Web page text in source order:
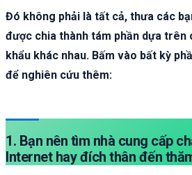
Đó không phải là tất cả, thưa các
được chia thành tám phần dựa trên
khẩu khác nhau. Bấm vào bất kỳ
để nghiên cứu thêm:
1. Bạn nên tìm nhà cung cấp
Internet hay đích thân đến